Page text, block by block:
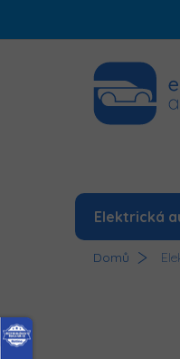
obsah
Elektrická
Domů